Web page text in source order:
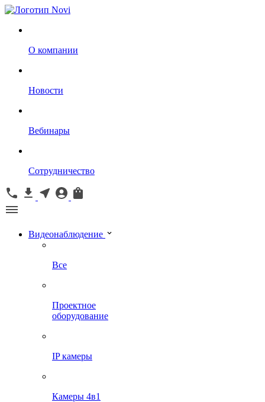
О компании
Новости
Вебинары
Сотрудничество
Видеонаблюдение
Все
Проектное
оборудование
IP камеры
Камеры 4в1